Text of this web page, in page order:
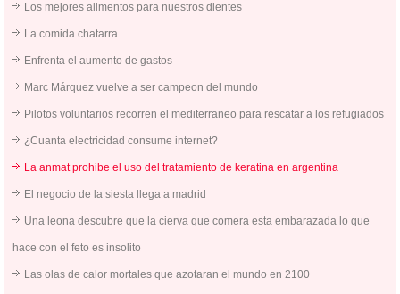
Los mejores alimentos para nuestros dientes
La comida chatarra
Enfrenta el aumento de gastos
Marc Márquez vuelve a ser campeon del mundo
Pilotos voluntarios recorren el mediterraneo para rescatar a los refugiados
¿Cuanta electricidad consume internet?
La anmat prohibe el uso del tratamiento de keratina en argentina
El negocio de la siesta llega a madrid
Una leona descubre que la cierva que comera esta embarazada lo que
hace con el feto es insolito
Las olas de calor mortales que azotaran el mundo en 2100